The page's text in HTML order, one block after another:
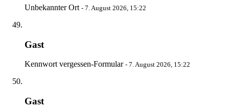
Unbekannter Ort - 7. August 2026, 15:22
Gast
Kennwort vergessen-Formular - 7. August 2026, 15:22
Gast